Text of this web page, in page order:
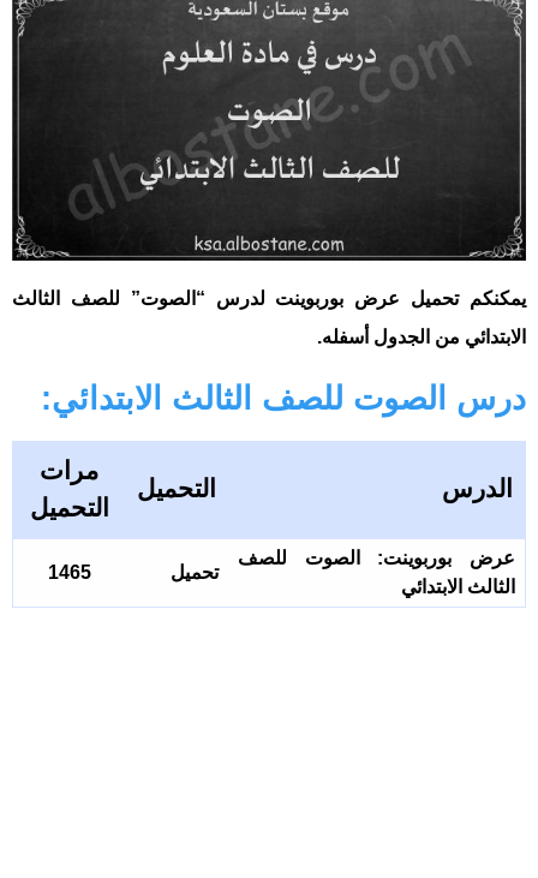
يمكنكم تحميل عرض بوربوينت لدرس “الصوت” للصف الثالث
الابتدائي من الجدول أسفله.
درس الصوت للصف الثالث الابتدائي:
الدرس التحميل
مرات
التحميل
عرض بوربوينت: الصوت للصف
الثالث الابتدائي
تحميل 1465